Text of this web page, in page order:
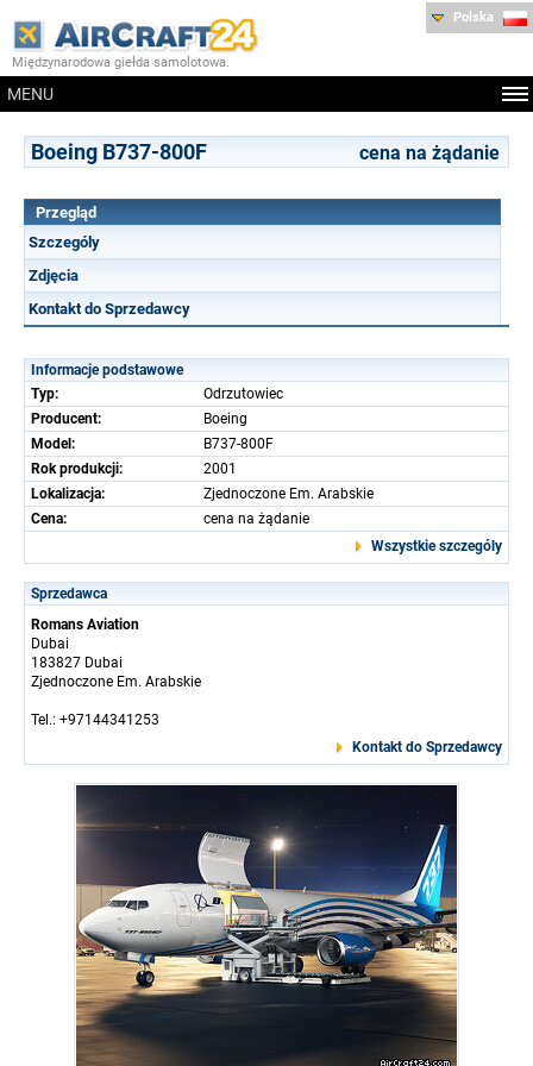
Międzynarodowa giełda samolotowa.
MENU
Polska
Boeing B737-800F cena na żądanie
Przegląd
Szczególy
Zdjęcia
Kontakt do Sprzedawcy
Informacje podstawowe
Typ:
Odrzutowiec
Producent:
Boeing
Model:
B737-800F
Rok produkcji:
2001
Lokalizacja:
Zjednoczone Em. Arabskie
Cena:
cena na żądanie
Wszystkie szczególy
Sprzedawca
Romans Aviation
Dubai
183827 Dubai
Zjednoczone Em. Arabskie
Tel.: +97144341253
Kontakt do Sprzedawcy